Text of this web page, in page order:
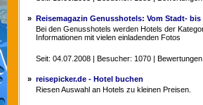
» Reisemagazin Genusshotels: Vom Stadt-
Bei den Genusshotels werden Hotels der
Informationen mit vielen einladenden Fotos
Seit: 04.07.2008 | Besucher: 1070 |
» reisepicker.de - Hotel buchen
Riesen Auswahl an Hotels zu kleinen Preisen.